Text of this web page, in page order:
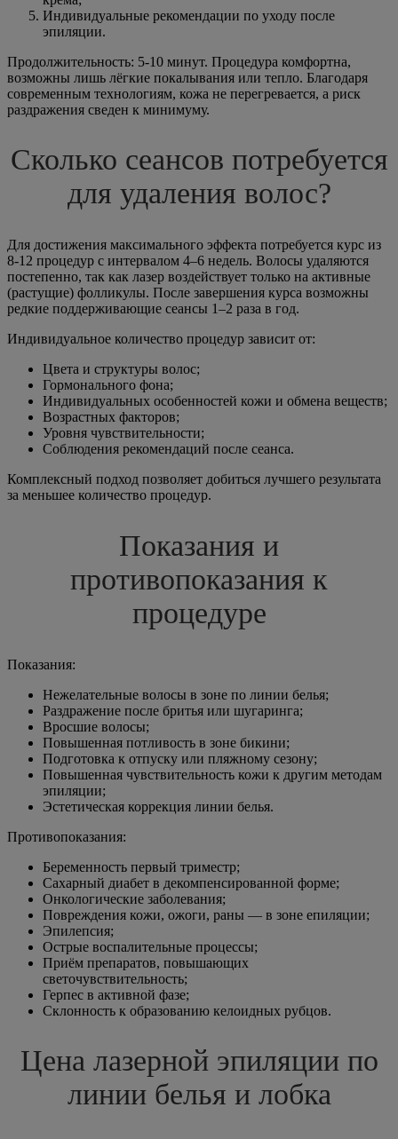
Индивидуальные рекомендации по уходу после
эпиляции.
Продолжительность: 5-10 минут. Процедура комфортна,
возможны лишь лёгкие покалывания или тепло. Благодаря
современным технологиям, кожа не перегревается, а риск
раздражения сведен к минимуму.
Сколько сеансов потребуется
для удаления волос?
Для достижения максимального эффекта потребуется курс из
8-12 процедур с интервалом 4–6 недель. Волосы удаляются
постепенно, так как лазер воздействует только на активные
(растущие) фолликулы. После завершения курса возможны
редкие поддерживающие сеансы 1–2 раза в год.
Индивидуальное количество процедур зависит от:
Цвета и структуры волос;
Гормонального фона;
Индивидуальных особенностей кожи и обмена веществ;
Возрастных факторов;
Уровня чувствительности;
Соблюдения рекомендаций после сеанса.
Комплексный подход позволяет добиться лучшего результата
за меньшее количество процедур.
Показания и
противопоказания к
процедуре
Показания:
Нежелательные волосы в зоне по линии белья;
Раздражение после бритья или шугаринга;
Вросшие волосы;
Повышенная потливость в зоне бикини;
Подготовка к отпуску или пляжному сезону;
Повышенная чувствительность кожи к другим методам
эпиляции;
Эстетическая коррекция линии белья.
Противопоказания:
Беременность первый триместр;
Сахарный диабет в декомпенсированной форме;
Онкологические заболевания;
Повреждения кожи, ожоги, раны — в зоне епиляции;
Эпилепсия;
Острые воспалительные процессы;
Приём препаратов, повышающих
светочувствительность;
Герпес в активной фазе;
Склонность к образованию келоидных рубцов.
Цена лазерной эпиляции по
линии белья и лобка